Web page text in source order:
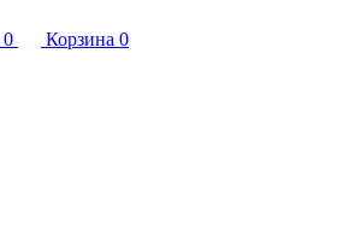
0 Корзина 0